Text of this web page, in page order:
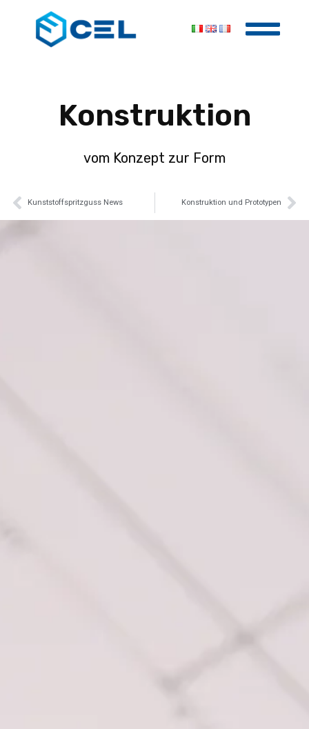
Konstruktion
vom Konzept zur Form
Kunststoffspritzguss News Konstruktion und Prototypen